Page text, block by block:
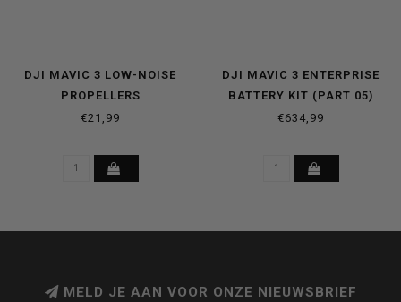
DJI MAVIC 3 LOW-NOISE
PROPELLERS
€21,99
DJI MAVIC 3 ENTERPRISE
BATTERY KIT (PART 05)
€634,99
MELD JE AAN VOOR ONZE NIEUWSBRIEF